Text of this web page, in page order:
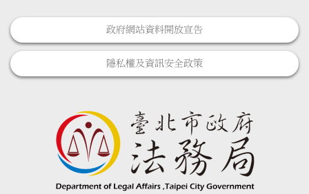
政府網站資料開放宣告
隱私權及資訊安全政策